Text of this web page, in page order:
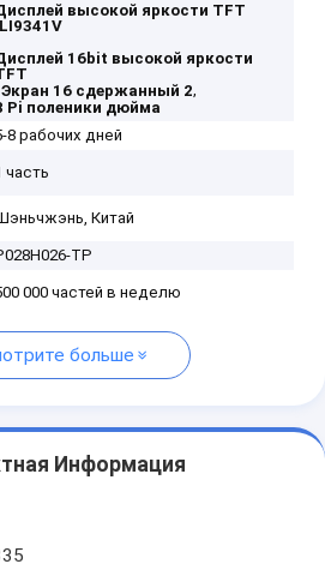
высокой яркости TFT
16bit высокой яркости
Экран 16 сдержанный 2,
Pi поленики дюйма
8 рабочих дней
часть
Китай
TP
000 частей в неделю
больше
Информация